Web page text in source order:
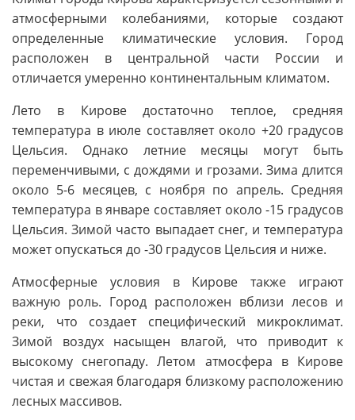
атмосферными колебаниями, которые создают
определенные климатические условия. Город
расположен в центральной части России и
отличается умеренно континентальным климатом.
Лето в Кирове достаточно теплое, средняя
температура в июле составляет около +20 градусов
Цельсия. Однако летние месяцы могут быть
переменчивыми, с дождями и грозами. Зима длится
около 5-6 месяцев, с ноября по апрель. Средняя
температура в январе составляет около -15 градусов
Цельсия. Зимой часто выпадает снег, и температура
может опускаться до -30 градусов Цельсия и ниже.
Атмосферные условия в Кирове также играют
важную роль. Город расположен вблизи лесов и
реки, что создает специфический микроклимат.
Зимой воздух насыщен влагой, что приводит к
высокому снегопаду. Летом атмосфера в Кирове
чистая и свежая благодаря близкому расположению
лесных массивов.